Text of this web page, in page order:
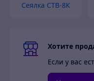
Сеялка СТВ-8К
Хотите
Если у вас